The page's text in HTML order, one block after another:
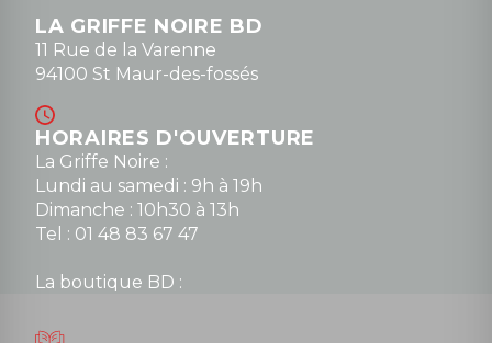
LA GRIFFE NOIRE BD
11 Rue de la Varenne
94100 St Maur-des-fossés
HORAIRES D'OUVERTURE
La Griffe Noire :
Lundi au samedi : 9h à 19h
Dimanche : 10h30 à 13h
Tel : 01 48 83 67 47
La boutique BD :
Mardi au samedi : 10h à 13h / 14h à 19h